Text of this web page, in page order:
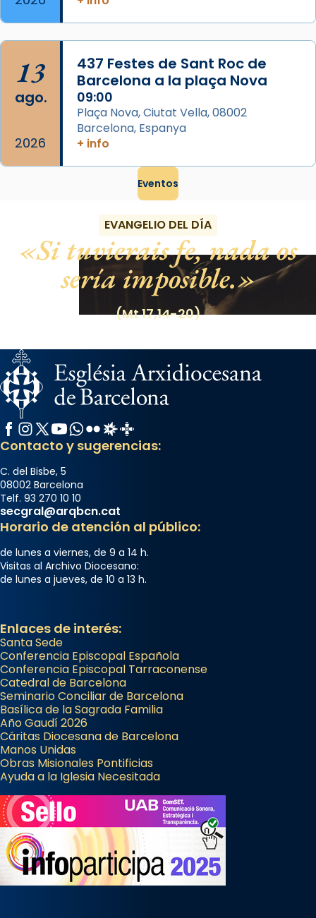
13
ago.
2026
437 Festes de Sant Roc de
Barcelona a la plaça Nova
09:00
Plaça Nova, Ciutat Vella, 08002
Barcelona, Espanya
+ info
Eventos
EVANGELIO DEL DÍA
Si tuvierais fe, nada os
sería imposible.
(Mt 17,14-20)
Facebook
Instagram
X / Twitter
YouTube
WhatsApp
FlickrRadio Estel
Catalunya Cristiana
Contacto y sugerencias:
C. del Bisbe, 5
08002 Barcelona
Telf. 93 270 10 10
secgral@arqbcn.cat
Horario de atención al público:
de lunes a viernes, de 9 a 14 h.
Visitas al Archivo Diocesano:
de lunes a jueves, de 10 a 13 h.
Enlaces de interés:
Santa Sede
Conferencia Episcopal Española
Conferencia Episcopal Tarraconense
Catedral de Barcelona
Seminario Conciliar de Barcelona
Basílica de la Sagrada Familia
Año Gaudí 2026
Cáritas Diocesana de Barcelona
Manos Unidas
Obras Misionales Pontificias
Ayuda a la Iglesia Necesitada